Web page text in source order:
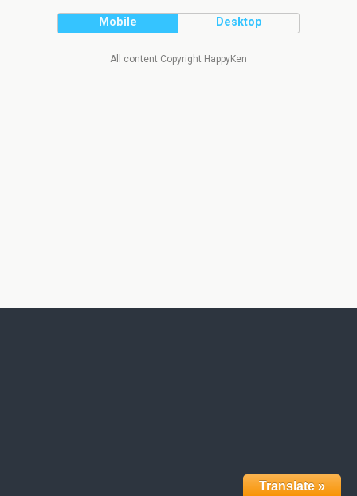
Mobile Desktop
All content Copyright HappyKen
Translate »